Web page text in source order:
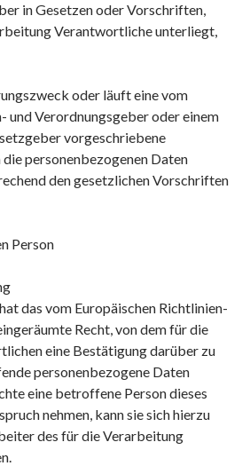
in Gesetzen oder Vorschriften,
Verantwortliche unterliegt,
oder läuft eine vom
und Verordnungsgeber oder einem
vorgeschriebene
personenbezogenen Daten
den gesetzlichen Vorschriften
Person
das vom Europäischen Richtlinien-
Recht, von dem für die
eine Bestätigung darüber zu
personenbezogene Daten
eine betroffene Person dieses
nehmen, kann sie sich hierzu
des für die Verarbeitung